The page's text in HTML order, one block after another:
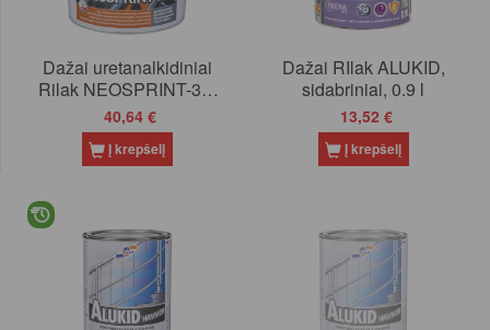
Dažai uretanalkidiniai
Rilak NEOSPRINT-30,
juodi, 2.7 l
40,64 €
Į krepšelį
Dažai RIlak ALUKID,
sidabriniai, 0.9 l
13,52 €
Į krepšelį